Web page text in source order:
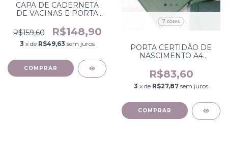
CAPA DE CADERNETA
DE VACINAS E PORTA
R$159,60
R$148,90
3 x de R$49,63 sem juros
COMPRAR
7 cores
PORTA CERTIDÃO DE
NASCIMENTO A4
R$83,60
3 x de R$27,87 sem juros
COMPRAR